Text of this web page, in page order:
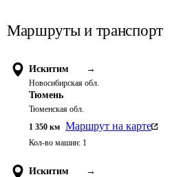
Маршруты и транспорт
Искитим →
Новосибирская обл.
Тюмень
Тюменская обл.
1 350 км Маршрут на карте
Кол-во машин: 1
Искитим →